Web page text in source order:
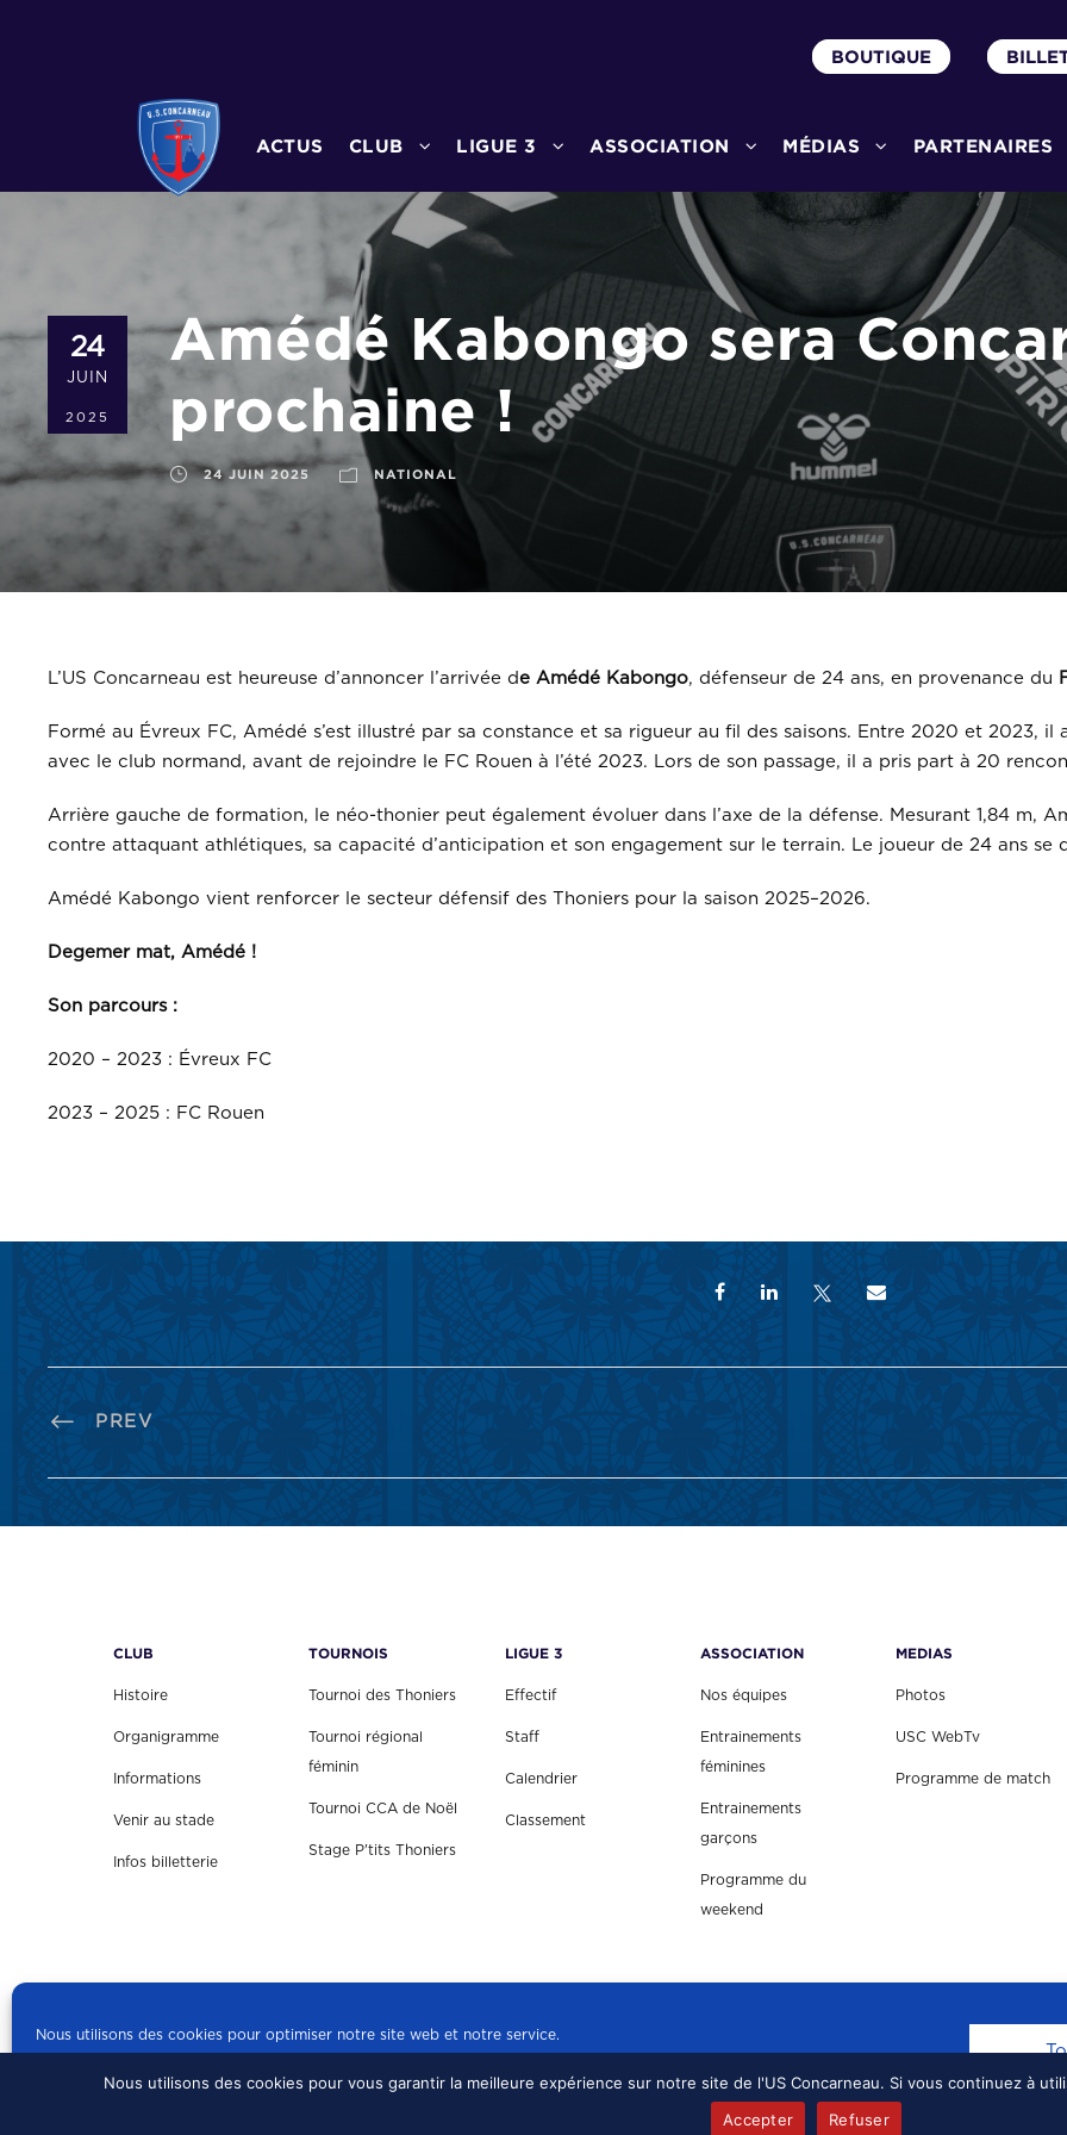
Nous utilisons des cookies pour optimiser notre site web et notre service.
BOUTIQUE
ACTUS CLUB LIGUE 3 ASSOCIATION MÉDIAS PARTENAIRES
24
JUIN
2025
Amédé Kabongo sera
prochaine !
24 JUIN 2025 NATIONAL
L’US Concarneau est heureuse d’annoncer l’arrivée de Amédé Kabongo, défenseur de 24 ans, en provenance du
Formé au Évreux FC, Amédé s’est illustré par sa constance et sa rigueur au fil des saisons. Entre 2020 et 2023,
avec le club normand, avant de rejoindre le FC Rouen à l’été 2023. Lors de son passage, il a pris part à 20
Arrière gauche de formation, le néo-thonier peut également évoluer dans l’axe de la défense. Mesurant 1,84 m,
contre attaquant athlétiques, sa capacité d’anticipation et son engagement sur le terrain. Le joueur de 24 ans se
Amédé Kabongo vient renforcer le secteur défensif des Thoniers pour la saison 2025–2026.
Degemer mat, Amédé !
Son parcours :
2020 – 2023 : Évreux FC
2023 – 2025 : FC Rouen
PREV
CLUB
Histoire
Organigramme
Informations
Venir au stade
Infos billetterie
TOURNOIS
Tournoi des Thoniers
Tournoi régional
féminin
Tournoi CCA de Noël
Stage P'tits Thoniers
LIGUE 3
Effectif
Staff
Calendrier
Classement
ASSOCIATION
Nos équipes
Entrainements
féminines
Entrainements
garçons
Programme du
weekend
MEDIAS
Photos
USC WebTv
Programme de match
© 2024 US CONCARNEAU, TOUS DROITS RÉSERVÉS. MENTIONS
Nous utilisons des cookies pour vous garantir la meilleure expérience sur notre site de l'US Concarneau. Si vous continuez à
Accepter
Refuser